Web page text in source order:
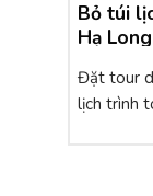
Bỏ túi
Hạ
Đặt tour
lịch trình